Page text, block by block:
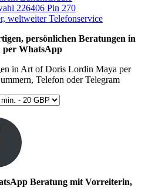
226406 Pin 270
weltweiter Telefonservice
persönlichen Beratungen in
per WhatsApp
in Art of Doris Lordin Maya per
Telefon oder Telegram
Beratung mit Vorreiterin,